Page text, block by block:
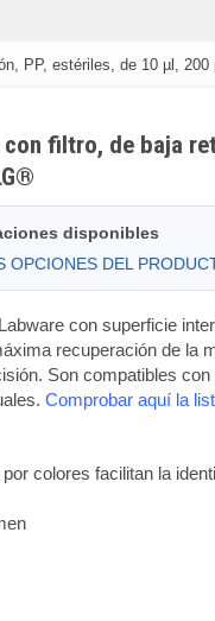
PP, estériles, de 10 µl,
filtro, de baja
disponibles
OPCIONES DEL
con superficie
recuperación de la
Son compatibles con
Comprobar aquí la
colores facilitan la